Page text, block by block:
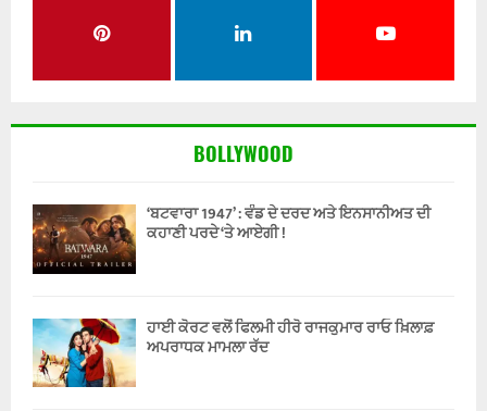
BOLLYWOOD
‘ਬਟਵਾਰਾ 1947’ : ਵੰਡ ਦੇ ਦਰਦ ਅਤੇ ਇਨਸਾਨੀਅਤ ਦੀ
ਕਹਾਣੀ ਪਰਦੇ ‘ਤੇ ਆਏਗੀ !
ਹਾਈ ਕੋਰਟ ਵਲੋਂ ਫਿਲਮੀ ਹੀਰੋ ਰਾਜਕੁਮਾਰ ਰਾਓ ਖ਼ਿਲਾਫ਼
ਅਪਰਾਧਕ ਮਾਮਲਾ ਰੱਦ